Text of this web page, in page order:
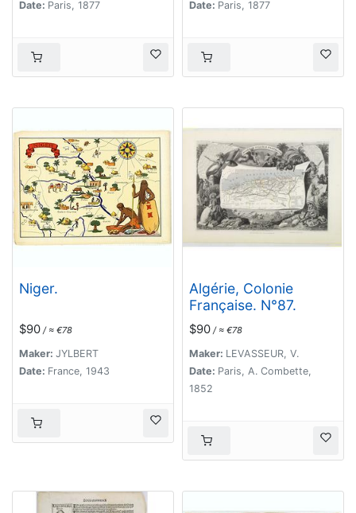
Date: Paris, 1877
Date: Paris, 1877
Niger.
$90 / ≈ €78
Maker: JYLBERT
Date: France, 1943
Algérie, Colonie
Française. N°87.
$90 / ≈ €78
Maker: LEVASSEUR, V.
Date: Paris, A. Combette,
1852